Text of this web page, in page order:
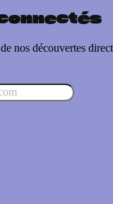
nos découvertes